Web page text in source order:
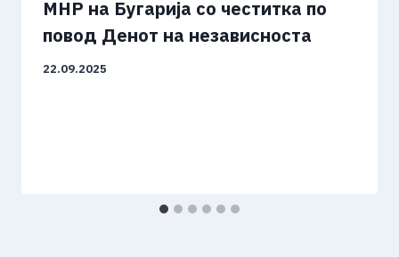
МНР на Бугарија со честитка по
повод Денот на независноста
22.09.2025